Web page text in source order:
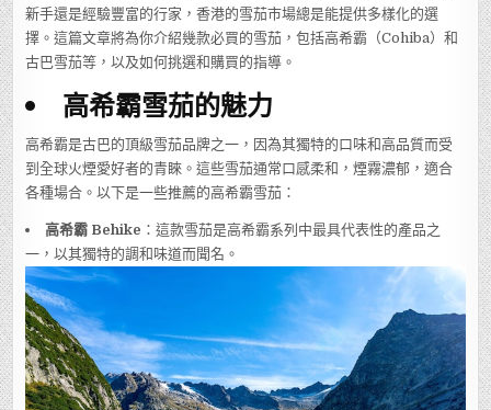
新手還是經驗豐富的行家，香港的雪茄市場總是能提供多樣化的選
擇。這篇文章將為你介紹幾款必買的雪茄，包括高希霸（Cohiba）和
古巴雪茄等，以及如何挑選和購買的指導。
高希霸雪茄的魅力
高希霸是古巴的頂級雪茄品牌之一，因為其獨特的口味和高品質而受
到全球火煙愛好者的青睞。這些雪茄通常口感柔和，煙霧濃郁，適合
各種場合。以下是一些推薦的高希霸雪茄：
高希霸 Behike ：這款雪茄是高希霸系列中最具代表性的產品之
一，以其獨特的調和味道而聞名。